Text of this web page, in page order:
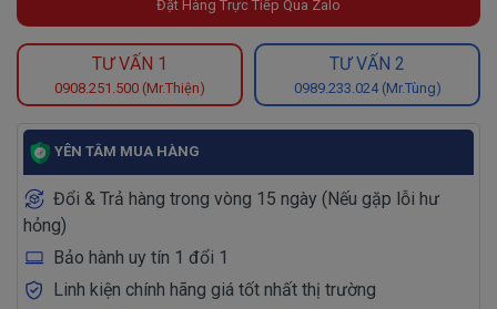
Đặt Hàng Trực Tiếp Qua Zalo
TƯ VẤN 1
0908.251.500 (Mr.Thiện)
TƯ VẤN 2
0989.233.024 (Mr.Tùng)
YÊN TÂM MUA HÀNG
Đổi & Trả hàng trong vòng 15 ngày (Nếu gặp lỗi hư
hỏng)
Bảo hành uy tín 1 đổi 1
Linh kiện chính hãng giá tốt nhất thị trường